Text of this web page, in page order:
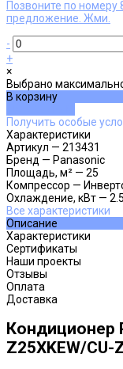
Позвоните по номеру
предложение. Жми.
-
+
×
Выбрано
В корзину
Получить особые
Характеристики
Артикул — 213431
Бренд — Panasonic
Площадь, м² — 25
Компрессор —
Охлаждение, кВт — 2.5
Все характеристики
Описание
Характеристики
Сертификаты
Наши проекты
Отзывы
Оплата
Доставка
Кондиционер
Z25XKEW/CU-